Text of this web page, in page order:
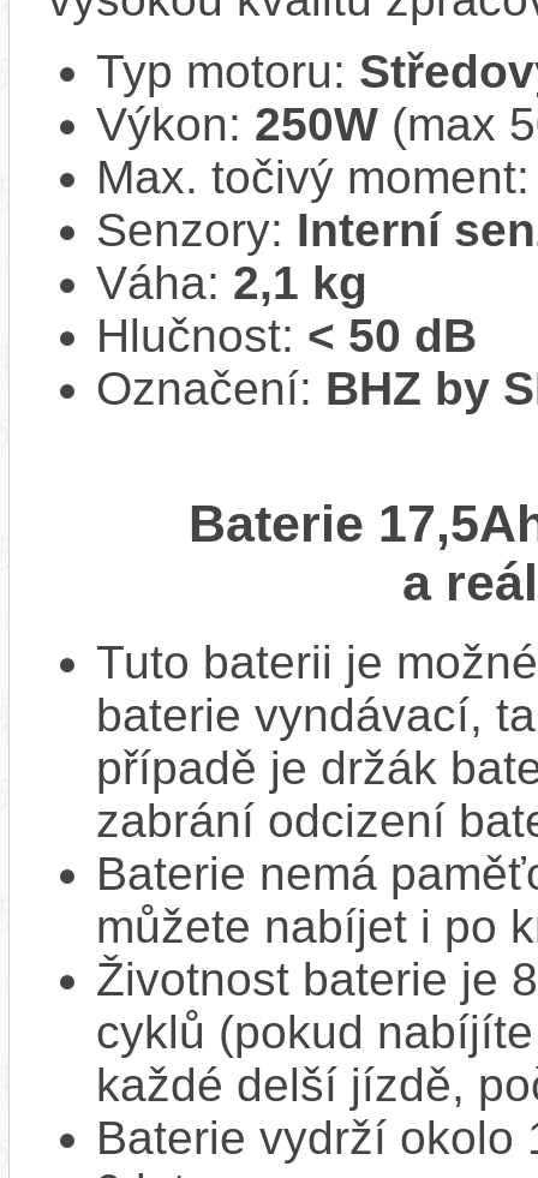
Typ motoru:
Výkon: 250W (max
Max. točivý
Senzory: Interní
Váha: 2,1 kg
Hlučnost: < 50 dB
Označení: BHZ by
Baterie
a
Tuto baterii je
baterie vyndávací,
případě je držák
zabrání odcizení
Baterie nemá
můžete nabíjet i po
Životnost baterie je
cyklů (pokud
každé delší jízdě,
Baterie vydrží okolo